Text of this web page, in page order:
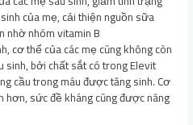
của mẹ, cải thiện nguồn sữa
nhóm vitamin B
cơ thể của các mẹ cũng không còn
sinh, bởi chất sắt có trong Elevit
cầu trong máu được tăng sinh. Cơ
sức đề kháng cũng được nâng